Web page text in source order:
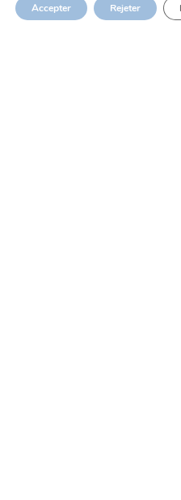
Accepter Rejeter